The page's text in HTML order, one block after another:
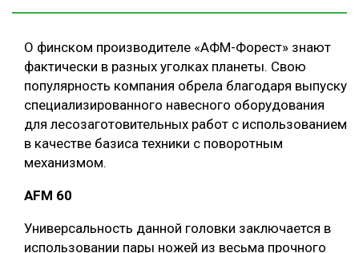
О финском производителе «АФМ-Форест» знают
фактически в разных уголках планеты. Свою
популярность компания обрела благодаря выпуску
специализированного навесного оборудования
для лесозаготовительных работ с использованием
в качестве базиса техники с поворотным
механизмом.
AFM 60
Универсальность данной головки заключается в
использовании пары ножей из весьма прочного